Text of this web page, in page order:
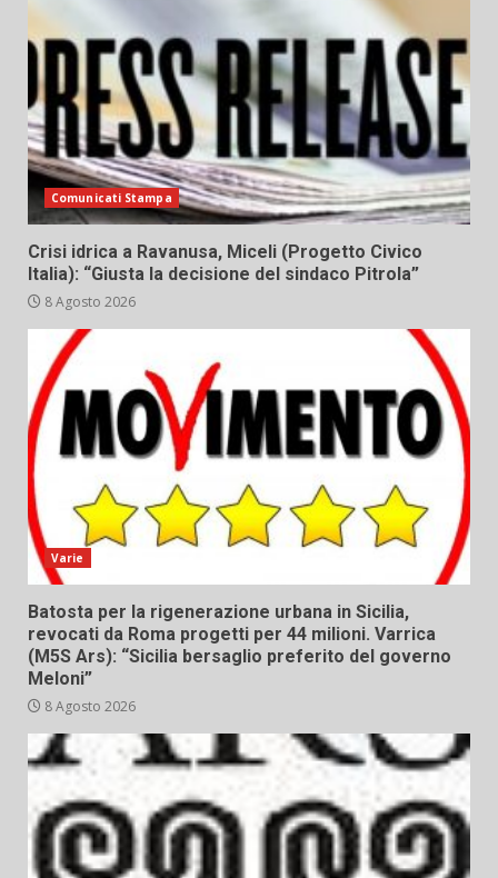
Comunicati Stampa
Crisi idrica a Ravanusa, Miceli (Progetto Civico
Italia): “Giusta la decisione del sindaco Pitrola”
8 Agosto 2026
Varie
Batosta per la rigenerazione urbana in Sicilia,
revocati da Roma progetti per 44 milioni. Varrica
(M5S Ars): “Sicilia bersaglio preferito del governo
Meloni”
8 Agosto 2026